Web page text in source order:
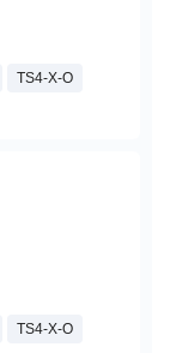
TS4-X-O
TS4-X-O